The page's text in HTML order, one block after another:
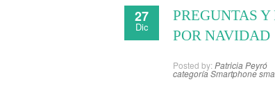
27
Dic
PREGUNTAS
POR NAVIDAD
Posted by: Patricia Peyró
categoríaSmartphone